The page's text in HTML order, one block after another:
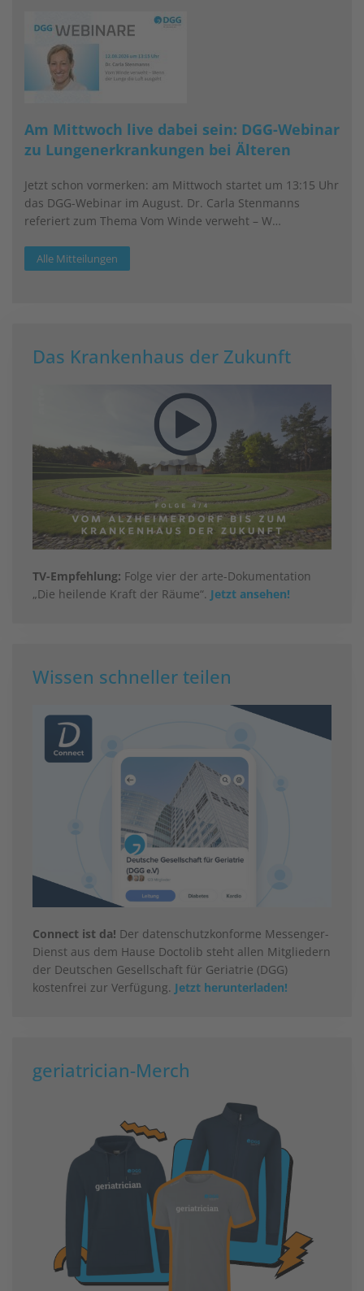
weiterlesen
Am Mittwoch live dabei sein: DGG-Webinar
zu Lungenerkrankungen bei Älteren
Jetzt schon vormerken: am Mittwoch startet um 13:15 Uhr
das DGG-Webinar im August. Dr. Carla Stenmanns
referiert zum Thema Vom Winde verweht – W…
Alle Mitteilungen
Das Krankenhaus der Zukunft
TV-Empfehlung: Folge vier der arte-Dokumentation
„Die heilende Kraft der Räume“. Jetzt ansehen!
Wissen schneller teilen
Connect ist da! Der datenschutzkonforme Messenger-
Dienst aus dem Hause Doctolib steht allen Mitgliedern
der Deutschen Gesellschaft für Geriatrie (DGG)
kostenfrei zur Verfügung. Jetzt herunterladen!
geriatrician-Merch